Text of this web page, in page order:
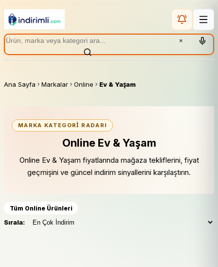
×
Ana Sayfa Markalar Online Ev & Yaşam
MARKA KATEGORI RADARI
Online Ev & Yaşam
Online Ev & Yaşam fiyatlarında mağaza tekliflerini, fiyat
geçmişini ve güncel indirim sinyallerini karşılaştırın.
Tüm Online Ürünleri
Sırala: